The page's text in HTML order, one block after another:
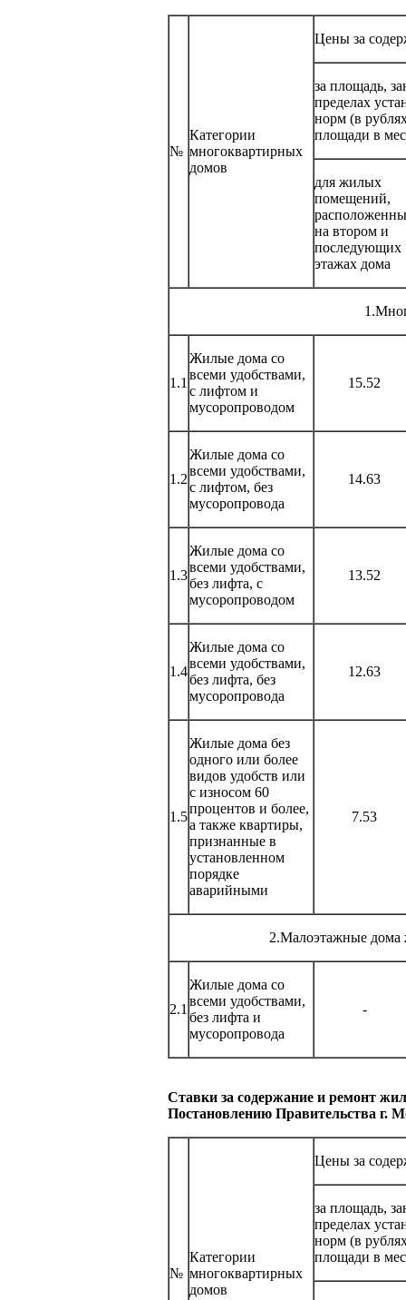
№
Категории
многоквартирных
домов
Цены за
за площадь,
пределах
норм (в
площади в
для жилых
помещений,
на втором и
последующих
этажах дома
1.1
Жилые дома со
всеми удобствами,
с лифтом и
мусоропроводом
15.52
1.2
Жилые дома со
всеми удобствами,
с лифтом, без
мусоропровода
14.63
1.3
Жилые дома со
всеми удобствами,
без лифта, с
мусоропроводом
13.52
1.4
Жилые дома со
всеми удобствами,
без лифта, без
мусоропровода
12.63
1.5
Жилые дома без
одного или более
видов удобств или
с износом 60
процентов и более,
а также квартиры,
признанные в
установленном
порядке
аварийными
7.53
2.Малоэтажные
2.1
Жилые дома со
всеми удобствами,
без лифта и
мусоропровода
-
Ставки за содержание и ремонт
Постановлению Правительства г.
№
Категории
многоквартирных
домов
Цены за
за площадь,
пределах
норм (в
площади в